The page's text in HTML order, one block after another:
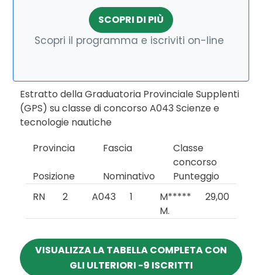
SCOPRI DI PIÙ
Scopri il programma e iscriviti on-line
Estratto della Graduatoria Provinciale Supplenti
(GPS) su classe di concorso A043 Scienze e
tecnologie nautiche
Provincia
Fascia
Classe
concorso
Posizione
Nominativo
Punteggio
RN
2 A043 1
M*****
M.
29,00
VISUALIZZA LA TABELLA COMPLETA CON
GLI ULTERIORI -9 ISCRITTI